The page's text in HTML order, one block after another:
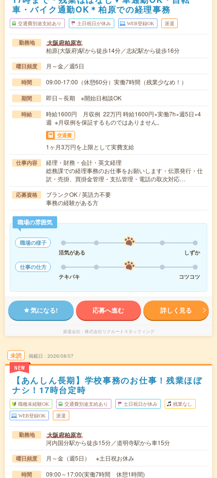
車・バイク通勤OK＊柏原での経理事務
交通費別途支給あり 土日祝日が休み WEB登録OK 派遣
勤務地 大阪府柏原市
柏原(大阪府)駅から徒歩14分／志紀駅から徒歩16分
曜日頻度 月～金／週5日
時間 09:00-17:00（休憩60分）実働7時間（残業少なめ！）
期間 即日～長期 ※開始日相談OK
時給
時給1600円 月収例 22万円 時給1600円×実働7h×週5日×4
週 ※月収例を保証するものではありません。
交通費
1ヶ月3万円を上限として実費支給
仕事内容
経理・財務・会計・英文経理
総務課での経理事務のお仕事をお願いします・伝票発行・仕
訳・売掛、買掛金管理・支払管理・電話の取次対応…
応募資格
ブランクOK / 英語力不要
事務の経験がある方
職場の雰囲気
職場の様子
活気がある
しずか
仕事の仕方
テキパキ
コツコツ
気になる! 応募へ進む 詳しく見る
派遣会社 株式会社リクルートスタッフィング
未読
NEW
掲載日 2026/08/07
【あんしん長期】学校事務のお仕事！残業ほぼ
ナシ！17時台定時
職種未経験OK 交通費別途支給あり 土日祝日が休み 残業なし
WEB登録OK 派遣
勤務地 大阪府柏原市
河内国分駅から徒歩15分／道明寺駅から車15分
曜日頻度 月～金（週5日） ※土日祝お休み
時間 09:00～17:00(実働7時間 休憩1時間)